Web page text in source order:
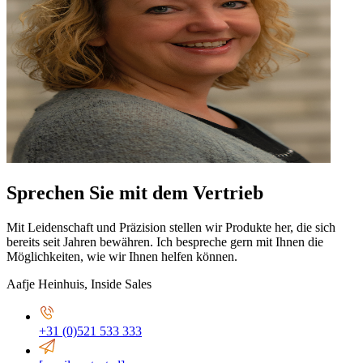
Sprechen Sie mit dem Vertrieb
Mit Leidenschaft und Präzision stellen wir Produkte her, die sich
bereits seit Jahren bewähren. Ich bespreche gern mit Ihnen die
Möglichkeiten, wie wir Ihnen helfen können.
Aafje Heinhuis, Inside Sales
+31 (0)521 533 333